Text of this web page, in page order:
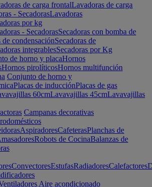
de carga frontalLavadoras de carga
- SecadorasLavadoras
por kg
- SecadorasSecadoras con bomba de
de condensaciónSecadoras de
integrablesSecadoras por Kg
de horno y placaHornos
Hornos pirolíticosHornos multifunción
Conjunto de horno y
Placas de inducciónPlacas de gas
60cmLavavajillas 45cmLavavajillas
Campanas decorativas
AspiradoresCafeterasPlanchas de
Robots de CocinaBalanzas de
ConvectoresEstufasRadiadoresCalefactores
Aire acondicionado